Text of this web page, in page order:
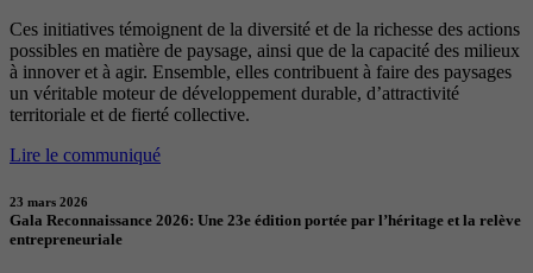
Ces initiatives témoignent de la diversité et de la richesse des actions
possibles en matière de paysage, ainsi que de la capacité des milieux
à innover et à agir. Ensemble, elles contribuent à faire des paysages
un véritable moteur de développement durable, d’attractivité
territoriale et de fierté collective.
Lire le communiqué
23 mars 2026
Gala Reconnaissance 2026: Une 23e édition portée par l’héritage et la relève
entrepreneuriale